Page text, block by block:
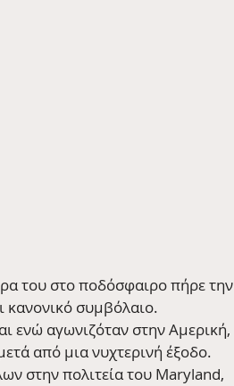
του στο ποδόσφαιρο πήρε την
κανονικό συμβόλαιο.
ενώ αγωνιζόταν στην Αμερική,
από μια νυχτερινή έξοδο.
στην πολιτεία του Maryland,